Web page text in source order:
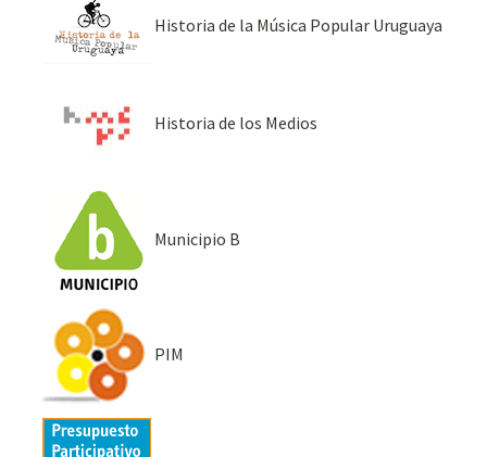
Historia de la Música Popular Uruguaya
Historia de los Medios
Municipio B
PIM